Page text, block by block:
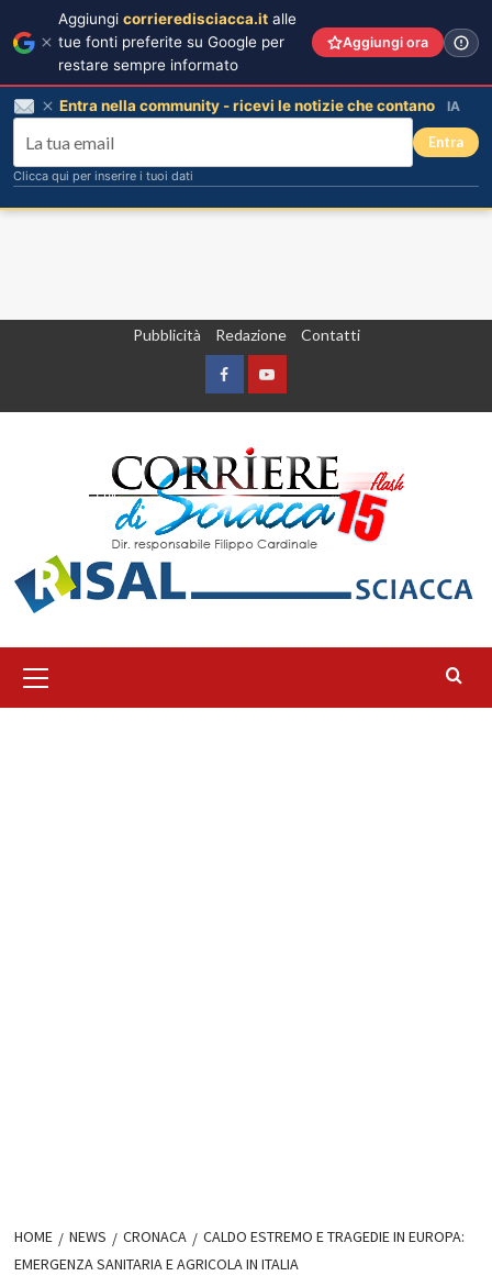
Pubblicità Redazione Contatti
FacebookYountube
principale
HOME NEWS CRONACA
CALDO ESTREMO E TRAGEDIE IN EUROPA:
EMERGENZA SANITARIA E AGRICOLA IN ITALIA
Aggiungi corrieredisciacca.it alle
tue fonti preferite su Google per
restare sempre informato
Aggiungi ora
Entra nella community - ricevi le notizie che contano IA
Entra
Clicca qui per inserire i tuoi dati